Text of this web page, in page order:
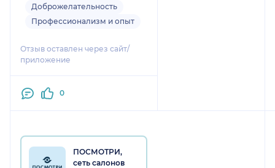
походить по залу в
подобранных очках минут
заранее.
Доброжелательность
Профессионализм и опыт
Отзыв оставлен через сайт/
приложение
0
ПОСМОТРИ,
сеть салонов